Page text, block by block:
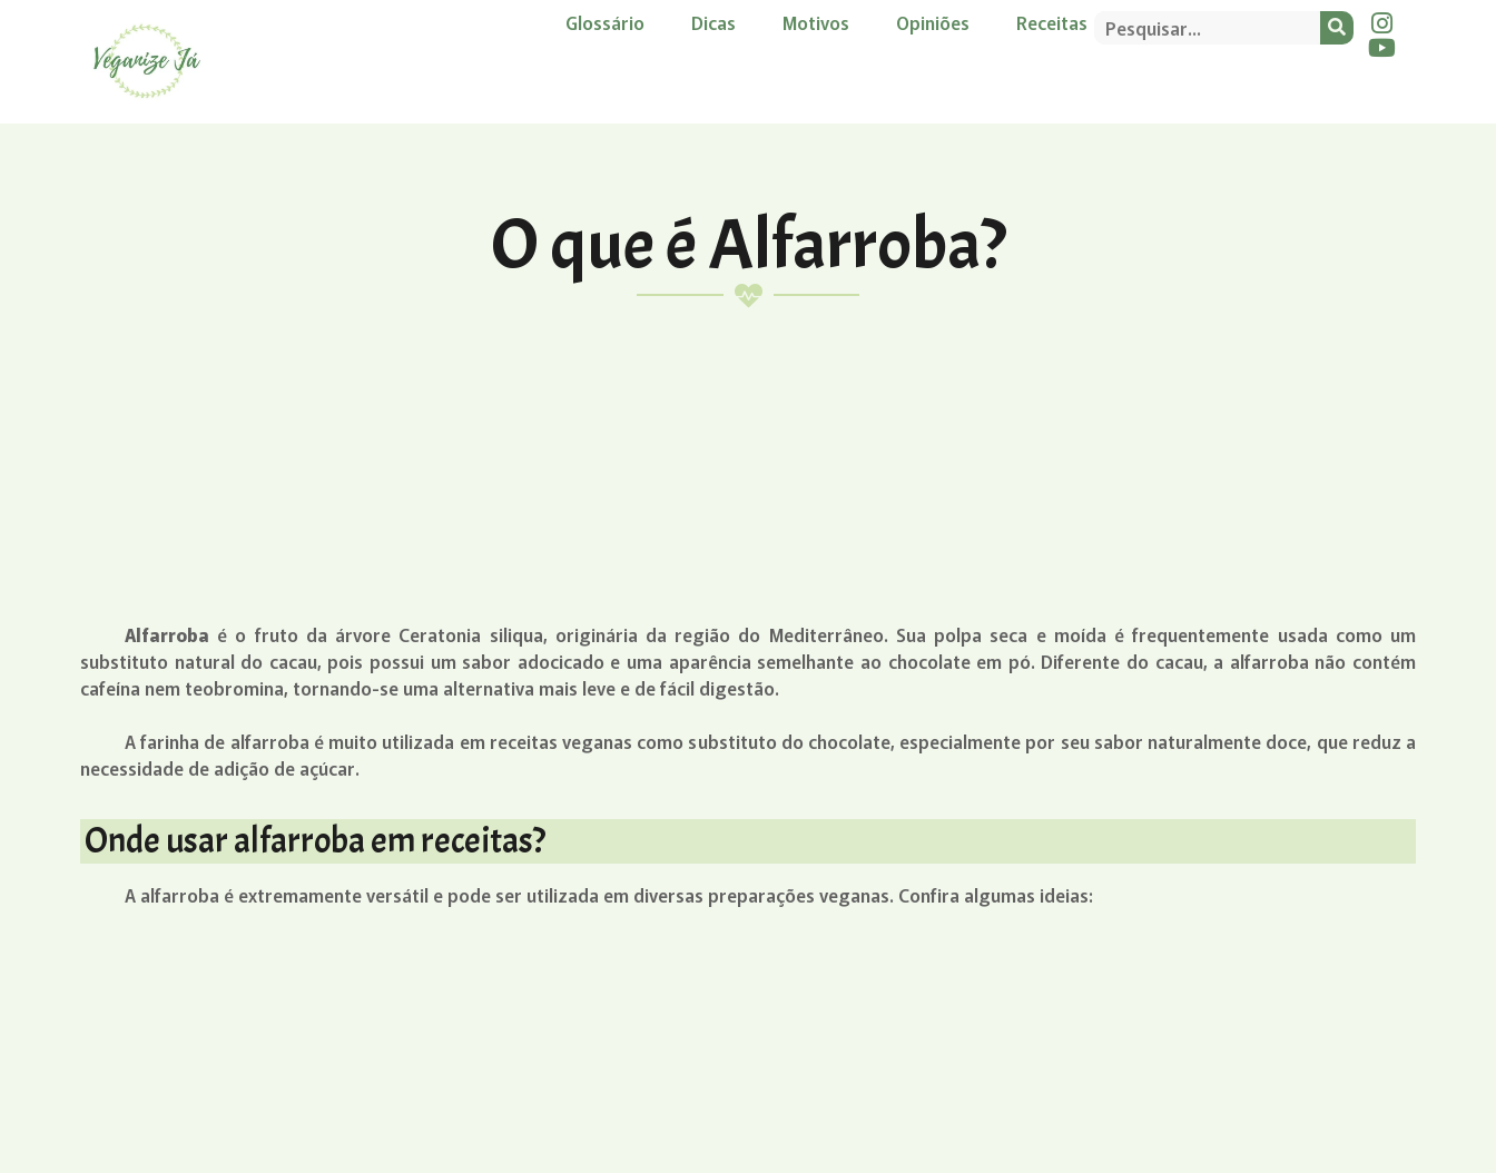
Glossário Dicas Motivos Opiniões Receitas
O que é Alfarroba?
Alfarroba é o fruto da árvore Ceratonia siliqua, originária da região do Mediterrâneo. Sua polpa seca e moída é frequentemente usada como um
substituto natural do cacau, pois possui um sabor adocicado e uma aparência semelhante ao chocolate em pó. Diferente do cacau, a alfarroba não contém
cafeína nem teobromina, tornando-se uma alternativa mais leve e de fácil digestão.
A farinha de alfarroba é muito utilizada em receitas veganas como substituto do chocolate, especialmente por seu sabor naturalmente doce, que reduz a
necessidade de adição de açúcar.
Onde usar alfarroba em receitas?
A alfarroba é extremamente versátil e pode ser utilizada em diversas preparações veganas. Confira algumas ideias: